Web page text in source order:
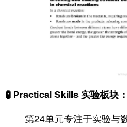
🧪 Practical Skills 实验板块
第24单元专注于实验与